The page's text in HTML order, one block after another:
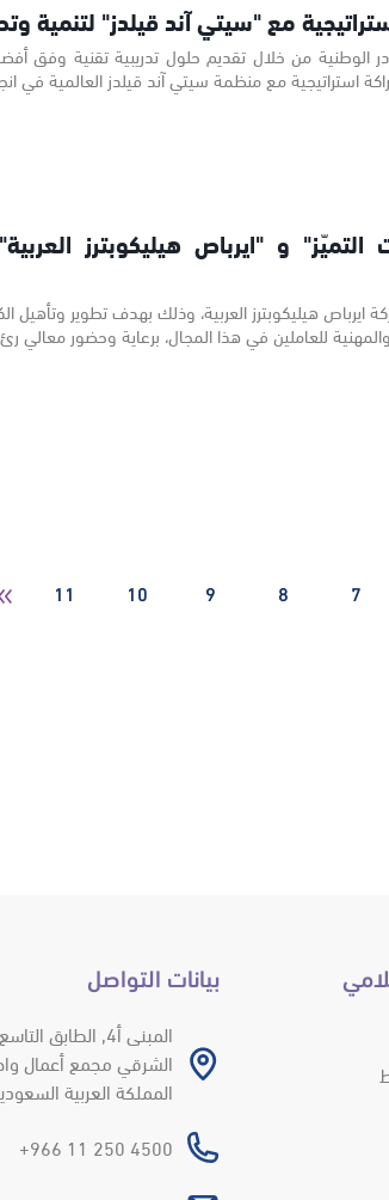
مع "سيتي آند قيلدز" لتنمية
الوطنية من خلال تقديم حلول تدريبية تقنية وفق
استراتيجية مع منظمة سيتي آند قيلدز العالمية في
و "ايرباص هيليكوبترز
هيليكوبترز العربية، وذلك بهدف تطوير وتأهيل
للعاملين في هذا المجال، برعاية وحضور معالي رئ..
7
8
9
10
11
بيانات التواصل
المبنى أ4, الطابق
الشرقي مجمع أعمال
المملكة العربية
4500 250 11 966+